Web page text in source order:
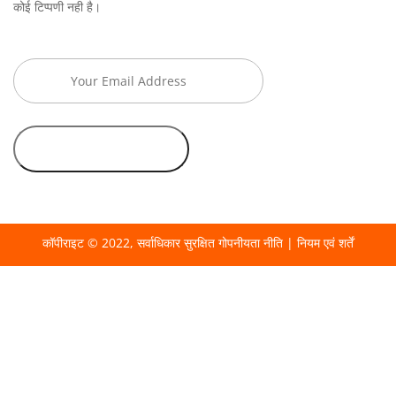
कोई टिप्पणी नही है।
कॉपीराइट © 2022, सर्वाधिकार सुरक्षित गोपनीयता नीति | नियम एवं शर्तें